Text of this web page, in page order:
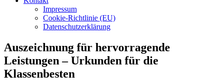
Impressum
Cookie-Richtlinie (EU)
Datenschutzerklärung
Auszeichnung für hervorragende
Leistungen – Urkunden für die
Klassenbesten